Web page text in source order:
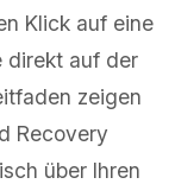
Klick auf eine
direkt auf der
zeigen
Recovery
über Ihren